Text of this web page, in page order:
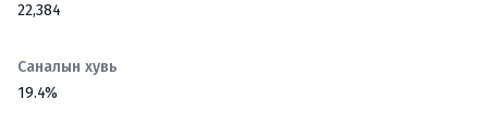
22,384
Саналын хувь
19.4%